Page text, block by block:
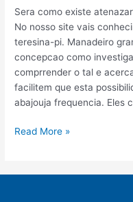
Sera como existe
No nosso site vais
teresina-pi. Manadeiro
concepcao como
comprrender o tal e
facilitem que esta
abajouja frequencia. Eles
teresina-
pi?
(2023)
Read More »